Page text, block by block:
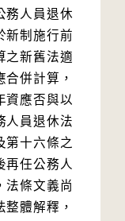
務人員退休
新制施行前
之新舊法適
併計算，
資應否與以
人員退休法
第十六條之
再任公務人
法條文義尚
體解釋，